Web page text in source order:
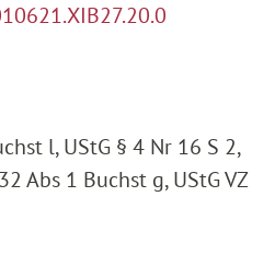
l, UStG § 4 Nr 16 S 2,
Abs 1 Buchst g, UStG VZ